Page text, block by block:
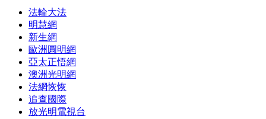
法輪大法
明慧網
新生網
歐洲圓明網
亞太正悟網
澳洲光明網
法網恢恢
追查國際
放光明電視台